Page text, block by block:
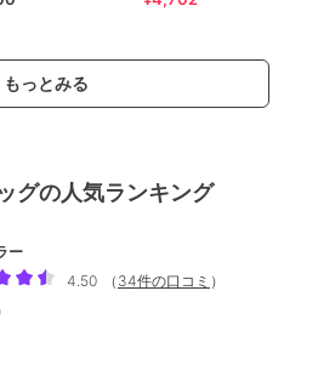
もっとみる
グの人気ランキング
ー
4.50
（ 34件の口コミ ）